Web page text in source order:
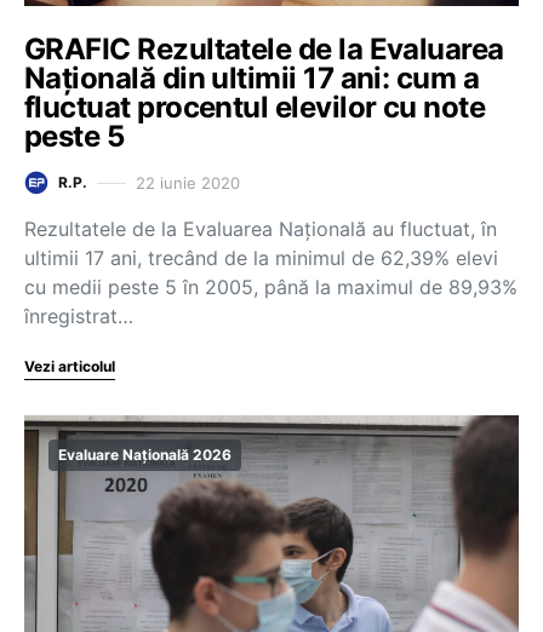
GRAFIC Rezultatele de la Evaluarea
Națională din ultimii 17 ani: cum a
fluctuat procentul elevilor cu note
peste 5
R.P. 22 iunie 2020
Rezultatele de la Evaluarea Națională au fluctuat, în
ultimii 17 ani, trecând de la minimul de 62,39% elevi
cu medii peste 5 în 2005, până la maximul de 89,93%
înregistrat…
Vezi articolul
Evaluare Națională 2026